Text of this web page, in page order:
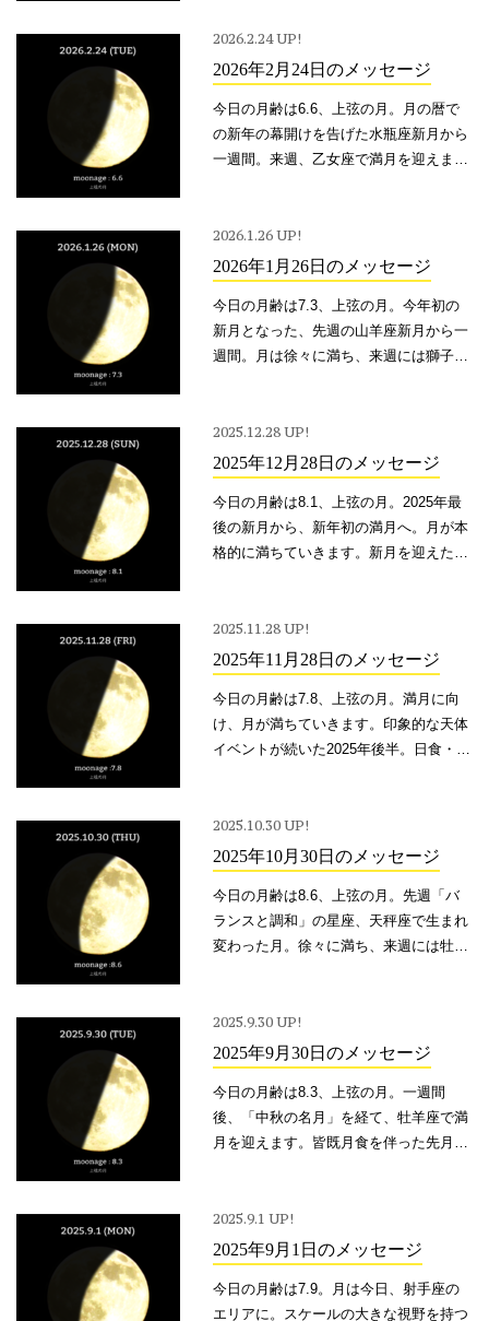
たな始まりに備えすべてをリセットする
魚座の新月。
2026.2.24 UP!
2026年2月24日のメッセージ
今日の月齢は6.6、上弦の月。月の暦で
の新年の幕開けを告げた水瓶座新月から
一週間。来週、乙女座で満月を迎えま
い、この月のサイクル。
2026.1.26 UP!
2026年1月26日のメッセージ
今日の月齢は7.3、上弦の月。今年初の
新月となった、先週の山羊座新月から一
週間。月は徐々に満ち、来週には獅子座
ねるごとに洗練され、成熟していく星
座。
2025.12.28 UP!
2025年12月28日のメッセージ
今日の月齢は8.1、上弦の月。2025年最
後の新月から、新年初の満月へ。月が本
格的に満ちていきます。新月を迎えた射
選ぶもの。どんな過去も現状も、私たち
の未来を一切制限しない。
2025.11.28 UP!
2025年11月28日のメッセージ
今日の月齢は7.8、上弦の月。満月に向
け、月が満ちていきます。印象的な天体
イベントが続いた2025年後半。日食・月
蠍座で生まれ変わった月。
2025.10.30 UP!
2025年10月30日のメッセージ
今日の月齢は8.6、上弦の月。先週「バ
ランスと調和」の星座、天秤座で生まれ
変わった月。徐々に満ち、来週には牡牛
「大転換」や「運命の反転」を示唆する
「蝕」を経て迎えた天秤座新月。大きく
流れが変わり、新しい物語が始まる。
2025.9.30 UP!
2025年9月30日のメッセージ
今日の月齢は8.3、上弦の月。一週間
後、「中秋の名月」を経て、牡羊座で満
月を迎えます。皆既月食を伴った先月の
月。大転換を示唆する「蝕」のサイクル
を締め括る、特別な満月です。新たな始
まりに備え、すべてをリセットする魚
座。
2025.9.1 UP!
2025年9月1日のメッセージ
今日の月齢は7.9。月は今日、射手座の
エリアに。スケールの大きな視野を持つ